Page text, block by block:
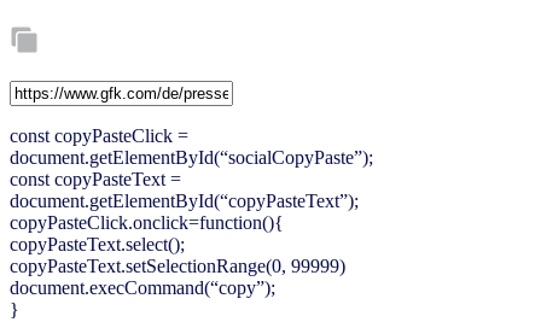
const copyPasteClick =
document.getElementById(“socialCopyPaste”);
const copyPasteText =
document.getElementById(“copyPasteText”);
copyPasteClick.onclick=function(){
copyPasteText.select();
copyPasteText.setSelectionRange(0, 99999)
document.execCommand(“copy”);
}